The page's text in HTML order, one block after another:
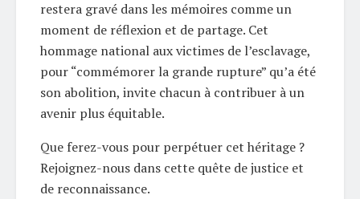
restera gravé dans les mémoires comme un
moment de réflexion et de partage. Cet
hommage national aux victimes de l’esclavage,
pour “commémorer la grande rupture” qu’a été
son abolition, invite chacun à contribuer à un
avenir plus équitable.
Que ferez-vous pour perpétuer cet héritage ?
Rejoignez-nous dans cette quête de justice et
de reconnaissance.